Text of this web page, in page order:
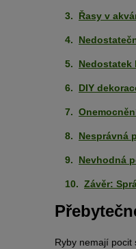
Řasy v
Nedostatek
DIY
Nesprávná
Nevhodná
Závěr:
Ryby nemají